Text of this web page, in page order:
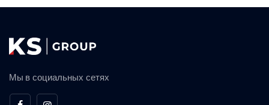
Мы в социальных сетях